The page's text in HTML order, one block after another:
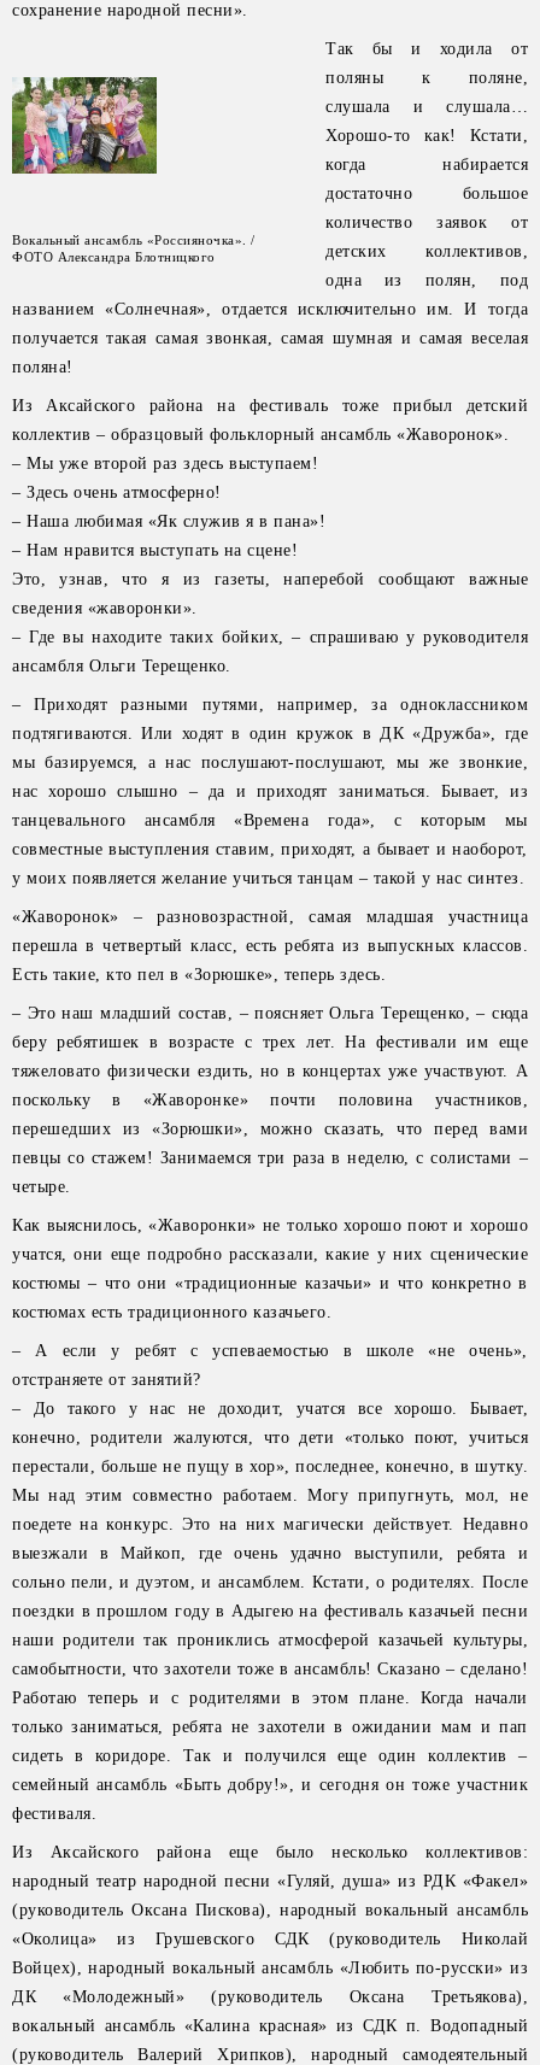
сохранение народной песни».
Вокальный ансамбль «Россияночка». /
ФОТО Александра Блотницкого
Так бы и ходила от
поляны к поляне,
слушала и слушала…
Хорошо-то как! Кстати,
когда набирается
достаточно большое
количество заявок от
детских коллективов,
одна из полян, под
названием «Солнечная», отдается исключительно им. И тогда
получается такая самая звонкая, самая шумная и самая веселая
поляна!
Из Аксайского района на фестиваль тоже прибыл детский
коллектив – образцовый фольклорный ансамбль «Жаворонок».
– Мы уже второй раз здесь выступаем!
– Здесь очень атмосферно!
– Наша любимая «Як служив я в пана»!
– Нам нравится выступать на сцене!
Это, узнав, что я из газеты, наперебой сообщают важные
сведения «жаворонки».
– Где вы находите таких бойких, – спрашиваю у руководителя
ансамбля Ольги Терещенко.
– Приходят разными путями, например, за одноклассником
подтягиваются. Или ходят в один кружок в ДК «Дружба», где
мы базируемся, а нас послушают-послушают, мы же звонкие,
нас хорошо слышно – да и приходят заниматься. Бывает, из
танцевального ансамбля «Времена года», с которым мы
совместные выступления ставим, приходят, а бывает и наоборот,
у моих появляется желание учиться танцам – такой у нас синтез.
«Жаворонок» – разновозрастной, самая младшая участница
перешла в четвертый класс, есть ребята из выпускных классов.
Есть такие, кто пел в «Зорюшке», теперь здесь.
– Это наш младший состав, – поясняет Ольга Терещенко, – сюда
беру ребятишек в возрасте с трех лет. На фестивали им еще
тяжеловато физически ездить, но в концертах уже участвуют. А
поскольку в «Жаворонке» почти половина участников,
перешедших из «Зорюшки», можно сказать, что перед вами
певцы со стажем! Занимаемся три раза в неделю, с солистами –
четыре.
Как выяснилось, «Жаворонки» не только хорошо поют и хорошо
учатся, они еще подробно рассказали, какие у них сценические
костюмы – что они «традиционные казачьи» и что конкретно в
костюмах есть традиционного казачьего.
– А если у ребят с успеваемостью в школе «не очень»,
отстраняете от занятий?
– До такого у нас не доходит, учатся все хорошо. Бывает,
конечно, родители жалуются, что дети «только поют, учиться
перестали, больше не пущу в хор», последнее, конечно, в шутку.
Мы над этим совместно работаем. Могу припугнуть, мол, не
поедете на конкурс. Это на них магически действует. Недавно
выезжали в Майкоп, где очень удачно выступили, ребята и
сольно пели, и дуэтом, и ансамблем. Кстати, о родителях. После
поездки в прошлом году в Адыгею на фестиваль казачьей песни
наши родители так прониклись атмосферой казачьей культуры,
самобытности, что захотели тоже в ансамбль! Сказано – сделано!
Работаю теперь и с родителями в этом плане. Когда начали
только заниматься, ребята не захотели в ожидании мам и пап
сидеть в коридоре. Так и получился еще один коллектив –
семейный ансамбль «Быть добру!», и сегодня он тоже участник
фестиваля.
Из Аксайского района еще было несколько коллективов:
народный театр народной песни «Гуляй, душа» из РДК «Факел»
(руководитель Оксана Пискова), народный вокальный ансамбль
«Околица» из Грушевского СДК (руководитель Николай
Войцех), народный вокальный ансамбль «Любить по-русски» из
ДК «Молодежный» (руководитель Оксана Третьякова),
вокальный ансамбль «Калина красная» из СДК п. Водопадный
(руководитель Валерий Хрипков), народный самодеятельный